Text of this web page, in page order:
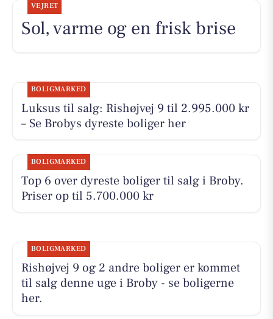
VEJRET
Sol, varme og en frisk brise
BOLIGMARKED
Luksus til salg: Rishøjvej 9 til 2.995.000 kr
– Se Brobys dyreste boliger her
BOLIGMARKED
Top 6 over dyreste boliger til salg i Broby.
Priser op til 5.700.000 kr
BOLIGMARKED
Rishøjvej 9 og 2 andre boliger er kommet
til salg denne uge i Broby - se boligerne
her.